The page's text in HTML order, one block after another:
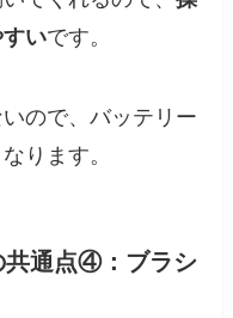
いです。
ので、バッテリー
ります。
共通点④：ブラシ